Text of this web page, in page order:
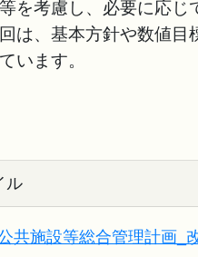
を考慮し、必要に応
は、基本方針や数値
います。
ル
共施設等総合管理計画_